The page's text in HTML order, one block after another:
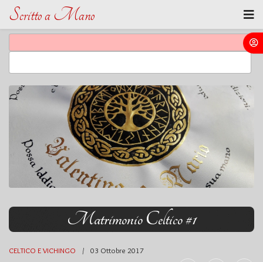
Scritto a Mano
Matrimonio Celtico #1
CELTICO E VICHINGO 03 Ottobre 2017